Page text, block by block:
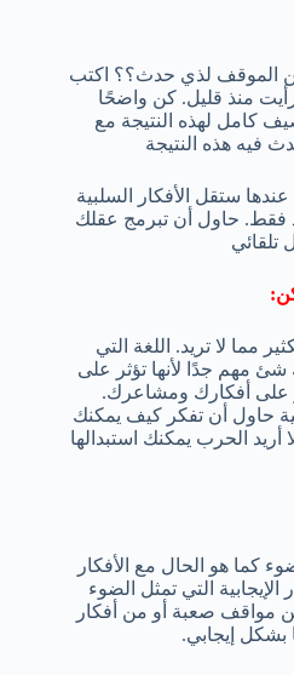
من الموقف لذي حدث؟؟ اكتب
رأيت منذ قليل. كن واضحًا
كامل لهذه النتيجة مع
فيه هذه النتيجة
ستقل الأفكار السلبية
فقط. حاول أن تبرمج عقلك
مما لا تريد. اللغة التي
مهم جدًا لأنها تؤثر على
على أفكارك ومشاعرك.
حاول أن تفكر كيف يمكنك
أريد الحرب يمكنك استبدالها
كما هو الحال مع الأفكار
الإيجابية التي تمثل الضوء
مواقف صعبة أو من أفكار
بشكل إيجابي.